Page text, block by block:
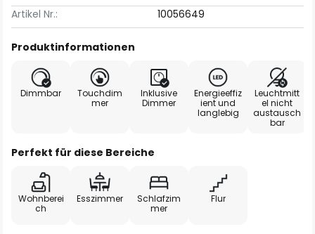
Artikel Nr.:
10056649
Produktinformationen
Dimmbar
Touchdim
mer
Inklusive
Dimmer
Energieeffiz
ient und
langlebig
Leuchtmitt
el nicht
austausch
bar
Perfekt für diese Bereiche
Wohnberei
ch
Esszimmer
Schlafzim
mer
Flur